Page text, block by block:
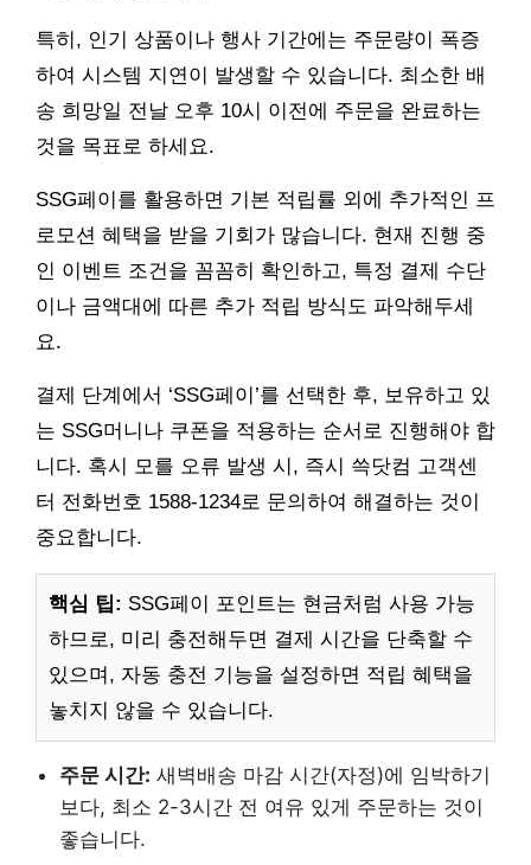
특히, 인기 상품이나 행사 기간에는 주문량이 폭증
하여 시스템 지연이 발생할 수 있습니다. 최소한 배
송 희망일 전날 오후 10시 이전에 주문을 완료하는
것을 목표로 하세요.
SSG페이를 활용하면 기본 적립률 외에 추가적인 프
로모션 혜택을 받을 기회가 많습니다. 현재 진행 중
인 이벤트 조건을 꼼꼼히 확인하고, 특정 결제 수단
이나 금액대에 따른 추가 적립 방식도 파악해두세
요.
결제 단계에서 ‘SSG페이’를 선택한 후, 보유하고 있
는 SSG머니나 쿠폰을 적용하는 순서로 진행해야 합
니다. 혹시 모를 오류 발생 시, 즉시 쓱닷컴 고객센
터 전화번호 1588-1234로 문의하여 해결하는 것이
중요합니다.
핵심 팁: SSG페이 포인트는 현금처럼 사용 가능
하므로, 미리 충전해두면 결제 시간을 단축할 수
있으며, 자동 충전 기능을 설정하면 적립 혜택을
놓치지 않을 수 있습니다.
주문 시간: 새벽배송 마감 시간(자정)에 임박하기
보다, 최소 2-3시간 전 여유 있게 주문하는 것이
좋습니다.